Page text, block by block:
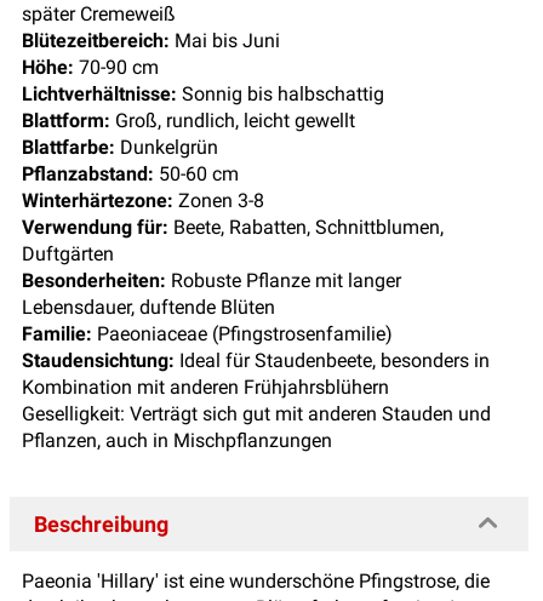
später Cremeweiß
Blütezeitbereich: Mai bis Juni
Höhe: 70-90 cm
Lichtverhältnisse: Sonnig bis halbschattig
Blattform: Groß, rundlich, leicht gewellt
Blattfarbe: Dunkelgrün
Pflanzabstand: 50-60 cm
Winterhärtezone: Zonen 3-8
Verwendung für: Beete, Rabatten, Schnittblumen,
Duftgärten
Besonderheiten: Robuste Pflanze mit langer
Lebensdauer, duftende Blüten
Familie: Paeoniaceae (Pfingstrosenfamilie)
Staudensichtung: Ideal für Staudenbeete, besonders in
Kombination mit anderen Frühjahrsblühern
Geselligkeit: Verträgt sich gut mit anderen Stauden und
Pflanzen, auch in Mischpflanzungen
Beschreibung
Paeonia 'Hillary' ist eine wunderschöne Pfingstrose, die